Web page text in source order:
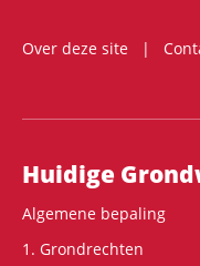
Over deze site
Huidige
Algemene bepaling
1. Grondrechten